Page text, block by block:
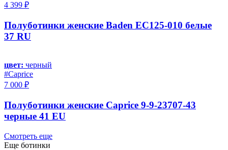
4 399 ₽
Полуботинки женские Baden EC125-010 белые
37 RU
цвет: черный
#Caprice
7 000 ₽
Полуботинки женские Caprice 9-9-23707-43
черные 41 EU
Смотреть еще
Еще ботинки